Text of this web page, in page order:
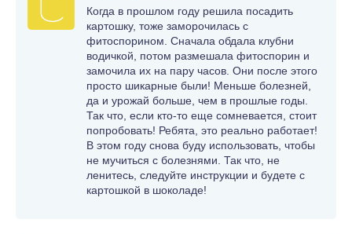
Когда в прошлом году решила посадить
картошку, тоже заморочилась с
фитоспорином. Сначала обдала клубни
водичкой, потом размешала фитоспорин и
замочила их на пару часов. Они после этого
просто шикарные были! Меньше болезней,
да и урожай больше, чем в прошлые годы.
Так что, если кто-то еще сомневается, стоит
попробовать! Ребята, это реально работает!
В этом году снова буду использовать, чтобы
не мучиться с болезнями. Так что, не
ленитесь, следуйте инструкции и будете с
картошкой в шоколаде!